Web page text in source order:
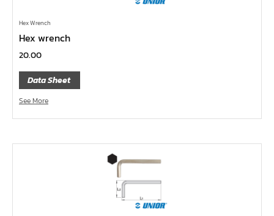
ไขควงแฉก Pozi
ไขควงแฉก
ข้อลด
ข้อเพิ่ม
หัวขัน
ข้อต่อฟรี
Hex Wrench
Hex wrench
20.00
Data Sheet
See More